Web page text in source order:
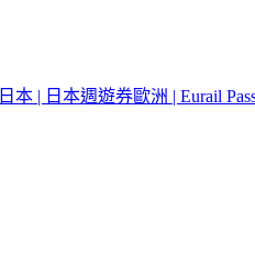
日本 | 日本週遊券歐洲 | Eurail